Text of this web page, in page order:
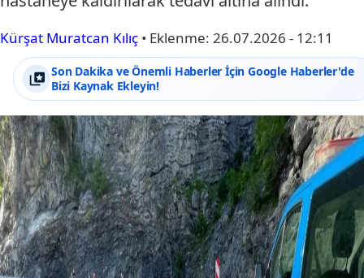
Kürşat Muratcan Kılıç • Eklenme: 26.07.2026 - 12:11
Son Dakika ve Önemli Haberler İçin Google Haberler'de
Bizi Kaynak Ekleyin!